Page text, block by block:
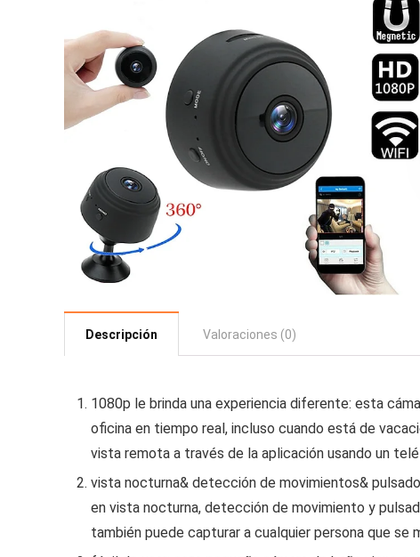
Descripción Valoraciones (0)
1080p le brinda una experiencia diferente: esta
oficina en tiempo real, incluso cuando está de
vista remota a través de la aplicación usando un
vista nocturna& detección de movimientos&
en vista nocturna, detección de movimiento y
también puede capturar a cualquier persona que se